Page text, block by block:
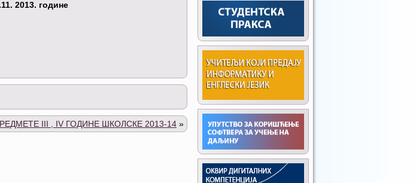
2013. године
III , IV ГОДИНЕ ШКОЛСКЕ 2013-14 »